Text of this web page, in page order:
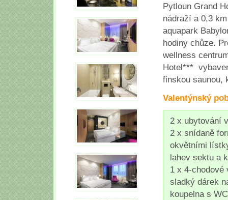
Pytloun Grand
nádraží a 0,3
aquapark
hodiny chůze.
wellness
Hotel***
finskou saunou,
Valentýnský
2 x ubytování
2 x snídaně
okvětními
lahev sektu a
1 x 4-chodové
sladký dárek
koupelna s